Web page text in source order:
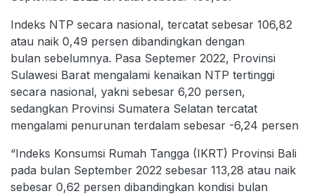
Indeks NTP secara nasional, tercatat sebesar 106,82
atau naik 0,49 persen dibandingkan dengan
bulan sebelumnya. Pasa Septemer 2022, Provinsi
Sulawesi Barat mengalami kenaikan NTP tertinggi
secara nasional, yakni sebesar 6,20 persen,
sedangkan Provinsi Sumatera Selatan tercatat
mengalami penurunan terdalam sebesar -6,24 persen
“Indeks Konsumsi Rumah Tangga (IKRT) Provinsi Bali
pada bulan September 2022 sebesar 113,28 atau naik
sebesar 0,62 persen dibandingkan kondisi bulan